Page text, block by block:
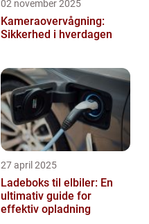
02 november 2025
Kameraovervågning:
Sikkerhed i hverdagen
27 april 2025
Ladeboks til elbiler: En
ultimativ guide for
effektiv opladning